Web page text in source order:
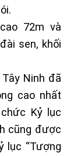
72m và
sen, khối
Ninh đã
cao nhất
Kỷ lục
cũng được
lục “Tượng